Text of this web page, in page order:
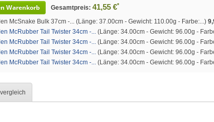
Warenkorb Gesamtpreis: 41,55 €*
McSnake Bulk 37cm -... (Länge: 37.00cm - Gewicht: 110.00g - Farbe:...)
McRubber Tail Twister 34cm -... (Länge: 34.00cm - Gewicht: 96.00g -
McRubber Tail Twister 34cm -... (Länge: 34.00cm - Gewicht: 96.00g -
McRubber Tail Twister 34cm -... (Länge: 34.00cm - Gewicht: 96.00g -
McRubber Tail Twister 34cm -... (Länge: 34.00cm - Gewicht: 96.00g -